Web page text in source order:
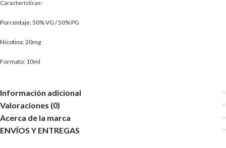
Características:
Porcentaje: 50% VG / 50% PG
Nicotina: 20mg
Formato: 10ml
Información adicional
Valoraciones (0)
Acerca de la marca
ENVÍOS Y ENTREGAS